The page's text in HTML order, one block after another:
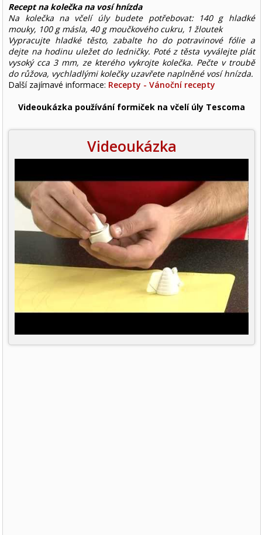
Recept na kolečka na vosí hnízda
Na kolečka na včelí úly budete potřebovat: 140 g hladké
mouky, 100 g másla, 40 g moučkového cukru, 1 žloutek
Vypracujte hladké těsto, zabalte ho do potravinové fólie a
dejte na hodinu uležet do ledničky. Poté z těsta vyválejte plát
vysoký cca 3 mm, ze kterého vykrojte kolečka. Pečte v troubě
do růžova, vychladlými kolečky uzavřete naplněné vosí hnízda.
Další zajímavé informace: Recepty - Vánoční recepty
Videoukázka používání formiček na včelí úly Tescoma
Videoukázka